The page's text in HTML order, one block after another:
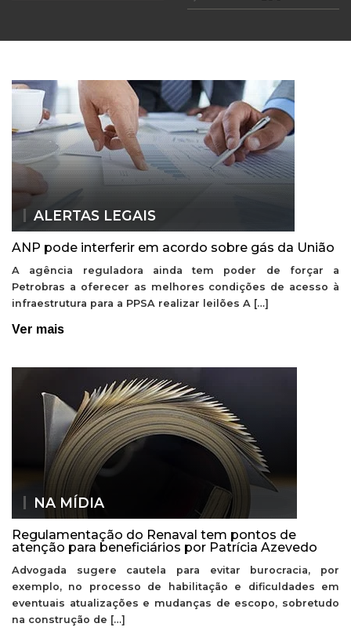
ALERTAS LEGAIS
ANP pode interferir em acordo sobre gás da União
A agência reguladora ainda tem poder de forçar a
Petrobras a oferecer as melhores condições de acesso à
infraestrutura para a PPSA realizar leilões A […]
Ver mais
NA MÍDIA
Regulamentação do Renaval tem pontos de
atenção para beneficiários por Patrícia Azevedo
Advogada sugere cautela para evitar burocracia, por
exemplo, no processo de habilitação e dificuldades em
eventuais atualizações e mudanças de escopo, sobretudo
na construção de […]